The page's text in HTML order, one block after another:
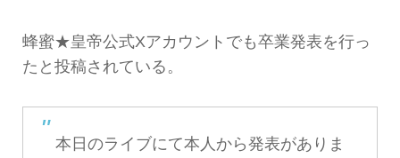
蜂蜜★皇帝公式Xアカウントでも卒業発表を行っ
たと投稿されている。
本日のライブにて本人から発表がありま